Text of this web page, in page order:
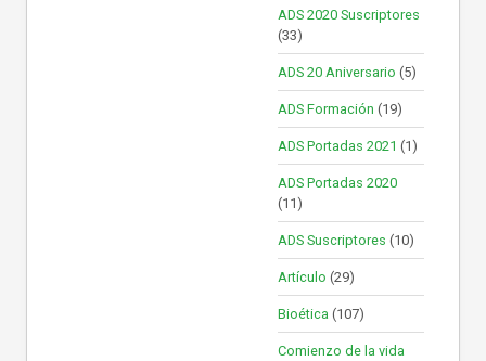
ADS 2020 Suscriptores
(33)
ADS 20 Aniversario (5)
ADS Formación (19)
ADS Portadas 2021 (1)
ADS Portadas 2020
(11)
ADS Suscriptores (10)
Artículo (29)
Bioética (107)
Comienzo de la vida